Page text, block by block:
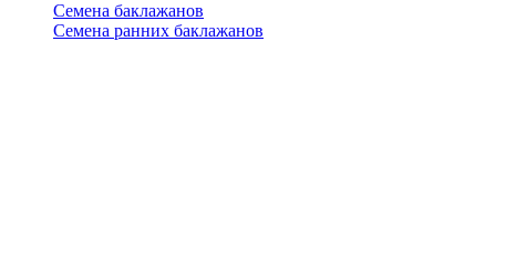
Семена баклажанов
Семена ранних баклажанов